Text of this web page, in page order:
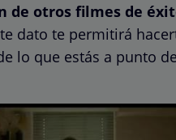
de otros filmes de
dato te permitirá
lo que estás a punto de